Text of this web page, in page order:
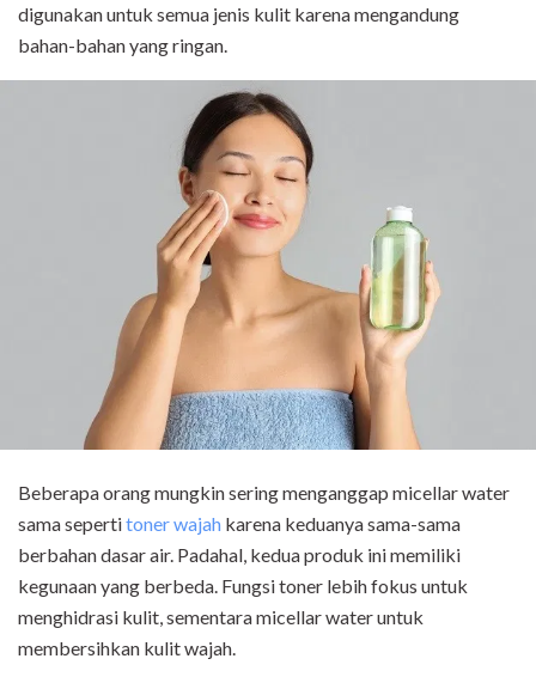
digunakan untuk semua jenis kulit karena mengandung
bahan-bahan yang ringan.
Beberapa orang mungkin sering menganggap micellar water
sama sepertitoner wajah karena keduanya sama-sama
berbahan dasar air. Padahal, kedua produk ini memiliki
kegunaan yang berbeda. Fungsi toner lebih fokus untuk
menghidrasi kulit, sementara micellar water untuk
membersihkan kulit wajah.